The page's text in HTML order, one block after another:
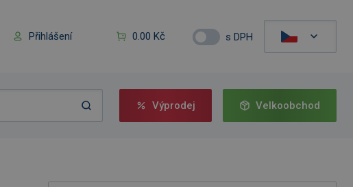
Přihlášení 0.00 Kč s DPH
Výprodej Velkoobchod